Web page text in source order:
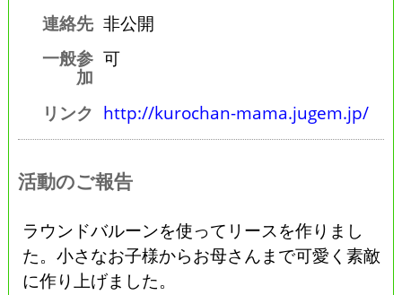
連絡先 非公開
一般参
加
可
リンク http://kurochan-mama.jugem.jp/
活動のご報告
ラウンドバルーンを使ってリースを作りまし
た。小さなお子様からお母さんまで可愛く素敵
に作り上げました。